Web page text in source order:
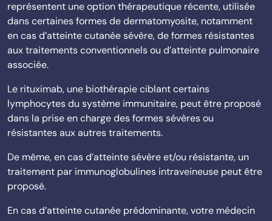
représentent une option thérapeutique récente, utilisée
dans certaines formes de dermatomyosite, notamment
en cas d’atteinte cutanée sévère, de formes résistantes
aux traitements conventionnels ou d’atteinte pulmonaire
associée.
Le rituximab, une biothérapie ciblant certains
lymphocytes du système immunitaire, peut être proposé
dans la prise en charge des formes sévères ou
résistantes aux autres traitements.
De même, en cas d’atteinte sévère et/ou résistante, un
traitement par immunoglobulines intraveineuse peut être
proposé.
En cas d’atteinte cutanée prédominante, votre médecin